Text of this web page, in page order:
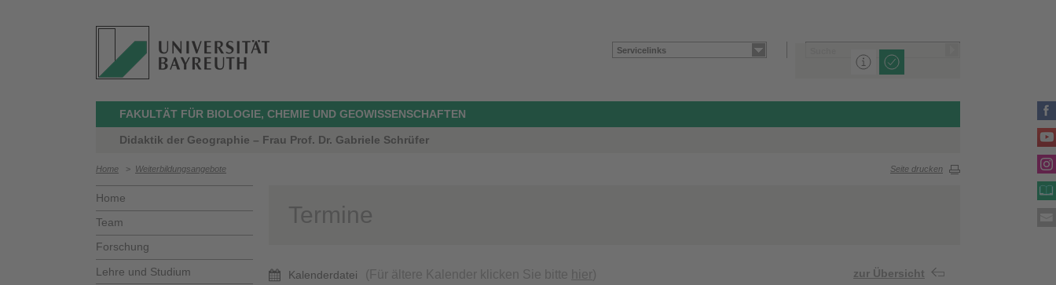
Servicelinks
FAKULTÄT FÜR BIOLOGIE, CHEMIE UND GEOWISSENSCHAFTEN
Didaktik der Geographie – Frau Prof. Dr. Gabriele Schrüfer
Home > Weiterbildungsangebote Seite drucken
Home
Team
Forschung
Lehre und Studium
Termine
Kalenderdatei (Für ältere Kalender klicken Sie bitte hier) zur Übersicht